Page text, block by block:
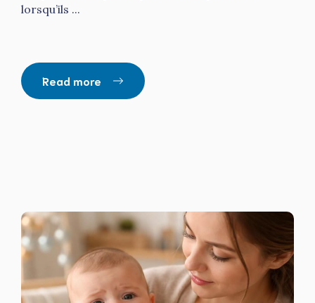
lorsqu’ils ...
Read more